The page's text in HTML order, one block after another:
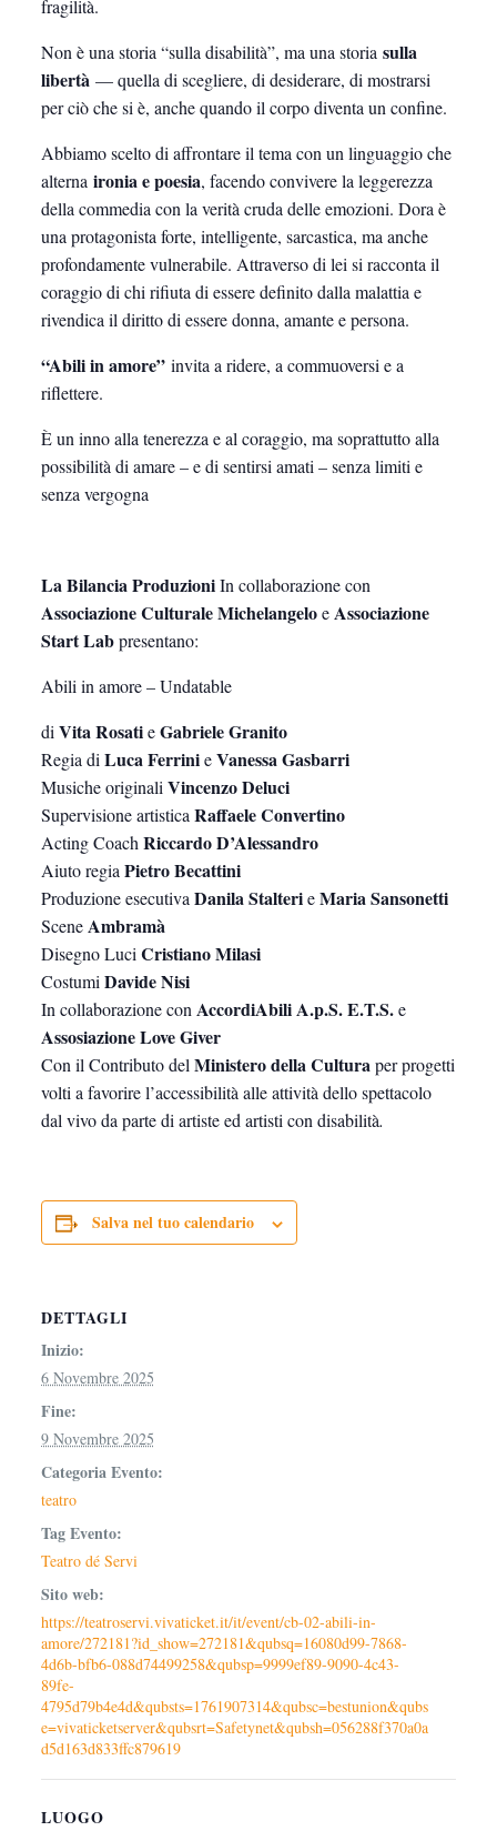
fragilità.
Non è una storia “sulla disabilità”, ma una storia sulla
libertà— quella di scegliere, di desiderare, di mostrarsi
per ciò che si è, anche quando il corpo diventa un confine.
Abbiamo scelto di affrontare il tema con un linguaggio che
alterna ironia e poesia, facendo convivere la leggerezza
della commedia con la verità cruda delle emozioni. Dora è
una protagonista forte, intelligente, sarcastica, ma anche
profondamente vulnerabile. Attraverso di lei si racconta il
coraggio di chi rifiuta di essere definito dalla malattia e
rivendica il diritto di essere donna, amante e persona.
“Abili in amore”invita a ridere, a commuoversi e a
riflettere.
È un inno alla tenerezza e al coraggio, ma soprattutto alla
possibilità di amare – e di sentirsi amati – senza limiti e
senza vergogna
La Bilancia ProduzioniIn collaborazione con
Associazione Culturale MichelangeloeAssociazione
Start Labpresentano:
Abili in amore – Undatable
diVita RosatieGabriele Granito
Regia diLuca FerrinieVanessa Gasbarri
Musiche originaliVincenzo Deluci
Supervisione artisticaRaffaele Convertino
Acting CoachRiccardo D’Alessandro
Aiuto regiaPietro Becattini
Produzione esecutivaDanila StalterieMaria Sansonetti
SceneAmbramà
Disegno LuciCristiano Milasi
CostumiDavide Nisi
In collaborazione conAccordiAbili A.p.S. E.T.S.e
Assosiazione Love Giver
Con il Contributo delMinistero della Culturaper progetti
volti a favorire l’accessibilità alle attività dello spettacolo
dal vivo da parte di artiste ed artisti con disabilità.
Salva nel tuo calendario
DETTAGLI
Inizio:
6 Novembre 2025
Fine:
9 Novembre 2025
Categoria Evento:
teatro
Tag Evento:
Teatro dé Servi
Sito web:
https://teatroservi.vivaticket.it/it/event/cb-02-abili-in-
amore/272181?id_show=272181&qubsq=16080d99-7868-
4d6b-bfb6-088d74499258&qubsp=9999ef89-9090-4c43-
89fe-
4795d79b4e4d&qubsts=1761907314&qubsc=bestunion&qubs
e=vivaticketserver&qubsrt=Safetynet&qubsh=056288f370a0a
d5d163d833ffc879619
LUOGO